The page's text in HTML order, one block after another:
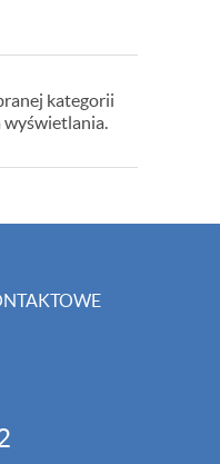
kategorii
wyświetlania.